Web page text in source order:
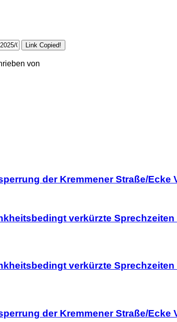
Link Copied!
von
der Kremmener Straße/Ecke
verkürzte
verkürzte
der Kremmener Straße/Ecke